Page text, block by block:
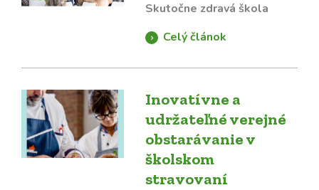
Skutočne zdravá škola
Celý článok
Inovatívne a
udržateľné verejné
obstarávanie v
školskom
stravovaní